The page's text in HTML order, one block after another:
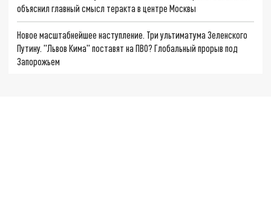
объяснил главный смысл теракта в центре Москвы
Новое масштабнейшее наступление. Три ультиматума Зеленского
Путину. "Львов Кима" поставят на ПВО? Глобальный прорыв под
Запорожьем